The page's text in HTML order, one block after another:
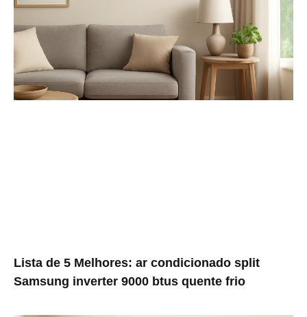
Lista de 5 Melhores: ar condicionado split
Samsung inverter 9000 btus quente frio